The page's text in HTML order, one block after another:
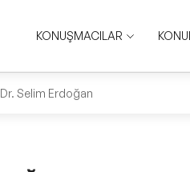
KONUŞMACILAR
Dr. Selim Erdoğan